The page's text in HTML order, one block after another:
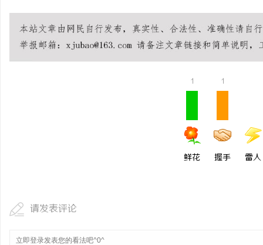
1
鲜花
1
握手 雷人
请发表评论
开店最怕“搜不到”为什
ai却天天给他免费派单？